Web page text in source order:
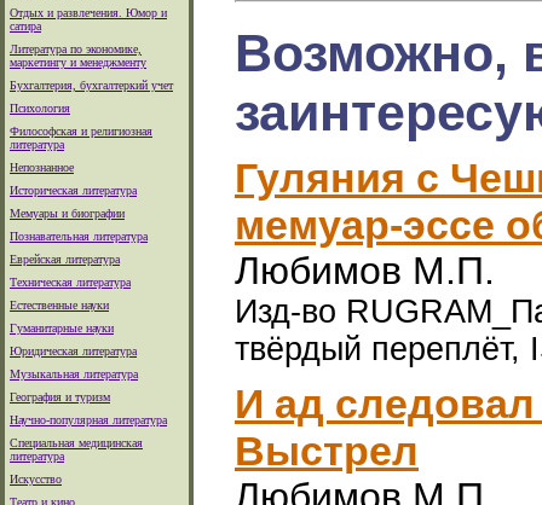
Отдых и развлечения. Юмор и
сатира
Литература по экономике,
маркетингу и менеджменту
Бухгалтерия, бухгалтеркий учет
Психология
Философская и религиозная
литература
Непознанное
Историческая литература
Мемуары и биографии
Познавательная литература
Еврейская литература
Техническая литература
Естественные науки
Гуманитарные науки
Юридическая литература
Музыкальная литература
География и туризм
Научно-популярная литература
Специальная медицинская
литература
Искусство
Театр и кино
Возможно,
Гуляния с
мемуар-эссе
Любимов М.П.
Изд-во
твёрдый переплёт,
И ад
Выстрел